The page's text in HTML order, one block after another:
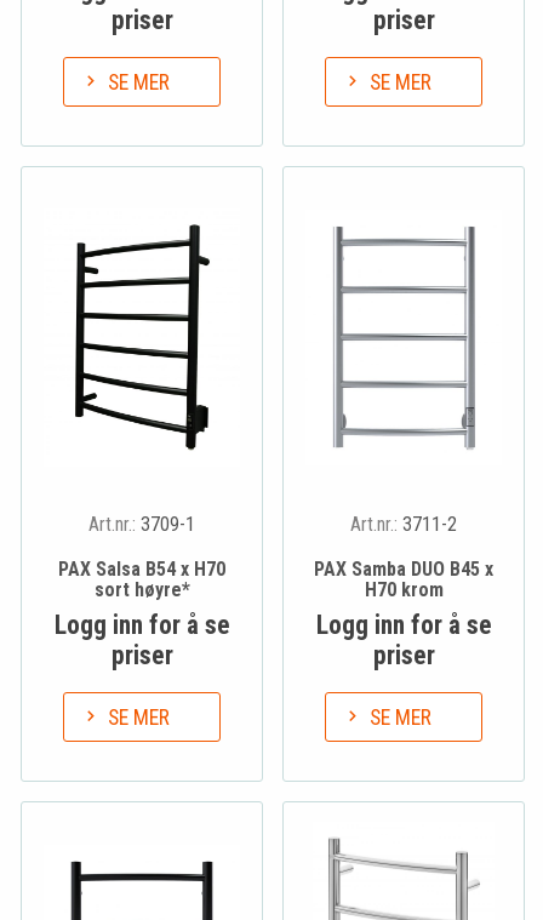
priser
SE MER
priser
SE MER
Art.nr.: 3709-1
PAX Salsa B54 x H70
sort høyre*
Logg inn for å se
priser
SE MER
Art.nr.: 3711-2
PAX Samba DUO B45 x
H70 krom
Logg inn for å se
priser
SE MER